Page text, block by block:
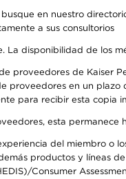
en nuestro
a sus consultorios
disponibilidad de los
de Kaiser
proveedores en un
para recibir esta copia
esta
del miembro o
productos y líneas
Consumer